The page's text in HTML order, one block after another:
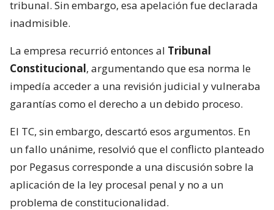
tribunal. Sin embargo, esa apelación fue declarada
inadmisible.
La empresa recurrió entonces al Tribunal
Constitucional, argumentando que esa norma le
impedía acceder a una revisión judicial y vulneraba
garantías como el derecho a un debido proceso.
El TC, sin embargo, descartó esos argumentos. En
un fallo unánime, resolvió que el conflicto planteado
por Pegasus corresponde a una discusión sobre la
aplicación de la ley procesal penal y no a un
problema de constitucionalidad.